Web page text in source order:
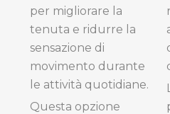
per migliorare la
tenuta e ridurre la
sensazione di
movimento durante
le attività quotidiane.
Questa opzione